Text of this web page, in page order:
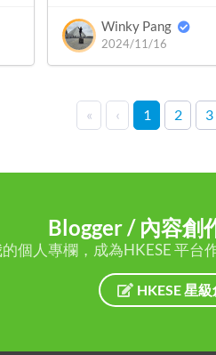
Winky Pang
2024/11/16
« ‹ 1 2 3
Blogger / 內容創
個人專欄，成為HKESE 平台
HKESE 星